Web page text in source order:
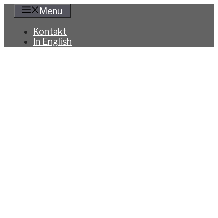
Hoppa
innehåll
Menu
Kontakt
In English